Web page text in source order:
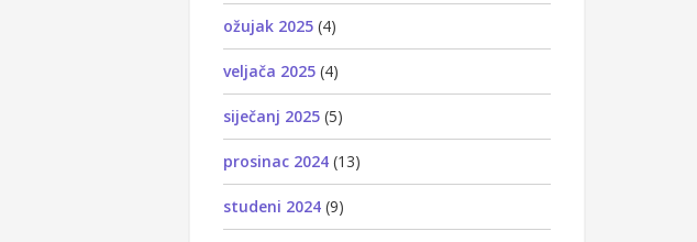
ožujak 2025 (4)
veljača 2025 (4)
siječanj 2025 (5)
prosinac 2024 (13)
studeni 2024 (9)